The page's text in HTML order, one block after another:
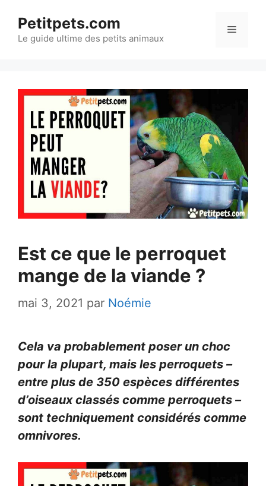
contenu
Petitpets.com
Le guide ultime des petits animaux
Menu
Est ce que le perroquet
mange de la viande ?
mai 3, 2021 par Noémie
Cela va probablement poser un choc
pour la plupart, mais les perroquets –
entre plus de 350 espèces différentes
d’oiseaux classés comme perroquets –
sont techniquement considérés comme
omnivores.